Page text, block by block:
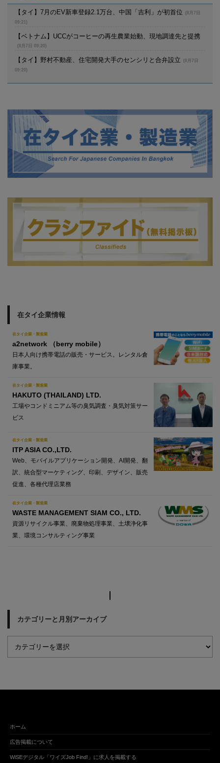
【タイ】7月のEV新車登録2.1万台、中国「吉利」が初首位
(8月7日
09:21)
【ベトナム】UCCがコーヒーの再生農業始動、現地調達先と提携
(8月7日 09:20)
【タイ】野村不動産、住宅開発大手のセンシリと合弁設立
(8月7日
09:20)
在タイ企業情報
在タイ企業・製造業
a2network （berry mobile）
日本人向け携帯電話の販売・サービス。レンタル倉
庫事業。
在タイ企業・製造業
HAKUTO (THAILAND) LTD.
工場やコンドミニアム等の臭気調査・臭気対策サー
ビス
在タイ企業・製造業
ITP ASIA CO.,LTD.
Web、モバイルアプリケーション開発、AI開発、翻
訳、統合型マーケティング、印刷、デザイン、販売
促進、各種代理店業務
在タイ企業・製造業
WASTE MANAGEMENT SIAM CO., LTD.
資源リサイクル事業、廃棄物処理事業、土壌浄化事
業、環境コンサルティング事業
カテゴリーと月別アーカイブ
ホーム
広告掲載について
WiSEデジタル「ワイズJob Find!」に求人を掲載する